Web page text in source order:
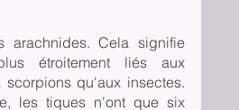
Cela signifie
étroitement liés aux
scorpions qu'aux insectes.
les tiques n'ont que six